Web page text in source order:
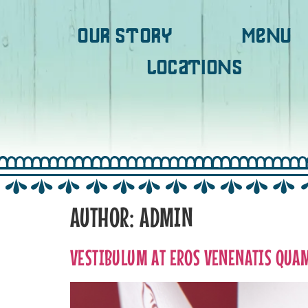
OUR STORY
MENU
LOCATIONS
AUTHOR:ADMIN
VESTIBULUM AT EROS VENENATIS